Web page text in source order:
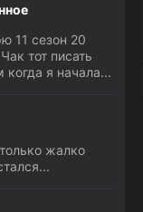
11 сезон 20
тот писать
когда я начала...
жалко